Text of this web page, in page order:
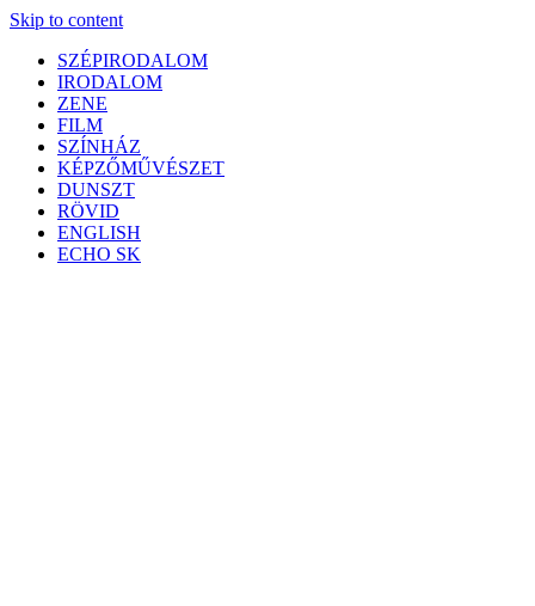
Skip to content
SZÉPIRODALOM
IRODALOM
ZENE
FILM
SZÍNHÁZ
KÉPZŐMŰVÉSZET
DUNSZT
RÖVID
ENGLISH
ECHO SK